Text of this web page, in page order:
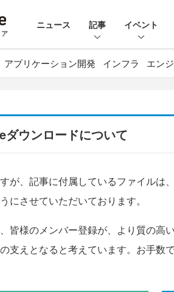
ニュース 記事 イベント
アプリケーション開発 インフラ エン
ダウンロードについて
が、記事に付属しているファイルは
にさせていただいております。
皆様のメンバー登録が、より質の高
支えとなると考えています。お手数